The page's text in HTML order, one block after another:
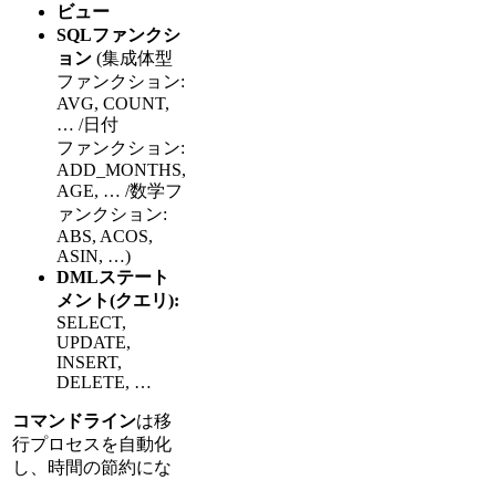
ビュー
SQLファンクシ
ョン (集成体型
ファンクション:
AVG, COUNT,
… /日付
ファンクション:
ADD_MONTHS,
AGE, … /数学フ
ァンクション:
ABS, ACOS,
ASIN, …)
DMLステート
メント(クエリ):
SELECT,
UPDATE,
INSERT,
DELETE, …
コマンドラインは移
行プロセスを自動化
し、時間の節約にな